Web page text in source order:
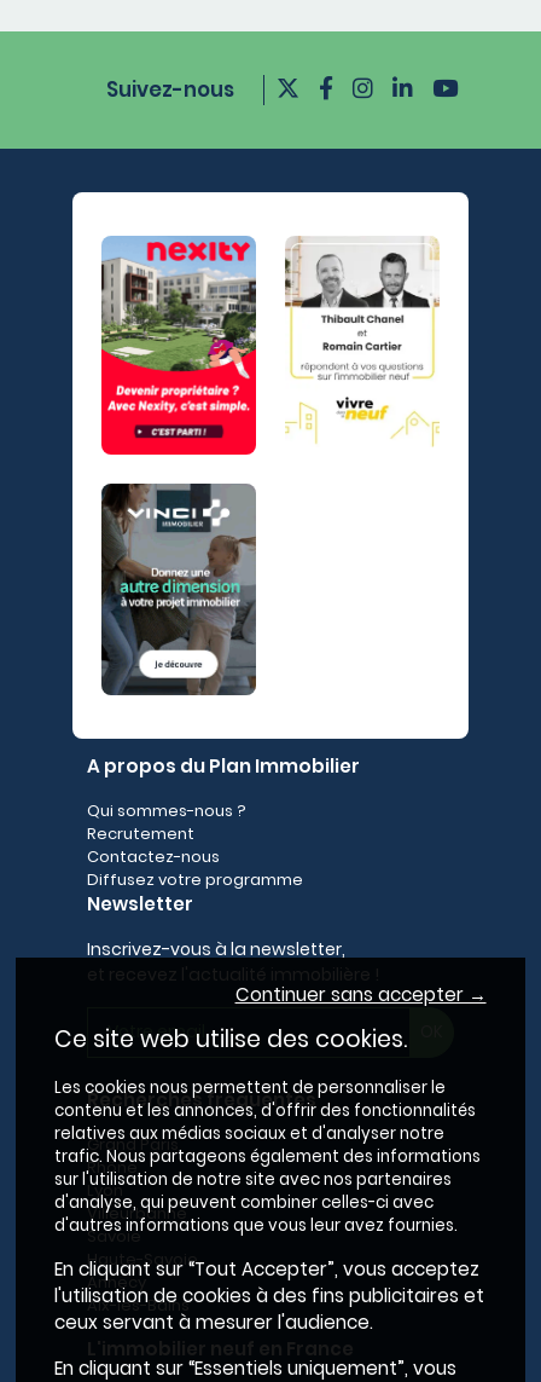
Suivez-nous
A propos du Plan Immobilier
Qui sommes-nous ?
Recrutement
Contactez-nous
Diffusez votre programme
Newsletter
Inscrivez-vous à la newsletter,
Recherches fréquentes
Grand Paris
Rhône
Lyon
Villeurbanne
Savoie
Haute-Savoie
Annecy
Aix-les-Bains
Continuer sans accepter →
Ce site web utilise des cookies.
Les cookies nous permettent de personnaliser le
contenu et les annonces, d'offrir des fonctionnalités
relatives aux médias sociaux et d'analyser notre
trafic. Nous partageons également des informations
sur l'utilisation de notre site avec nos partenaires
d'analyse, qui peuvent combiner celles-ci avec
d'autres informations que vous leur avez fournies.
En cliquant sur “Tout Accepter”, vous acceptez
l'utilisation de cookies à des fins publicitaires et
ceux servant à mesurer l'audience.
En cliquant sur “Essentiels uniquement”, vous